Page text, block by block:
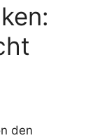
den